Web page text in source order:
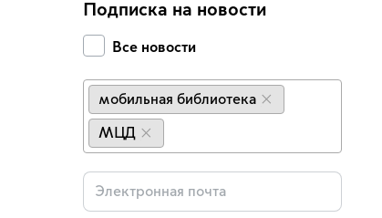
Подписка на новости
Все новости
мобильная библиотека
МЦД